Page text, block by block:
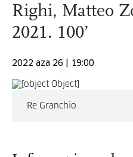
Righi, Matteo
2021. 100’
2022 aza 26 | 19:00
Re Granchio